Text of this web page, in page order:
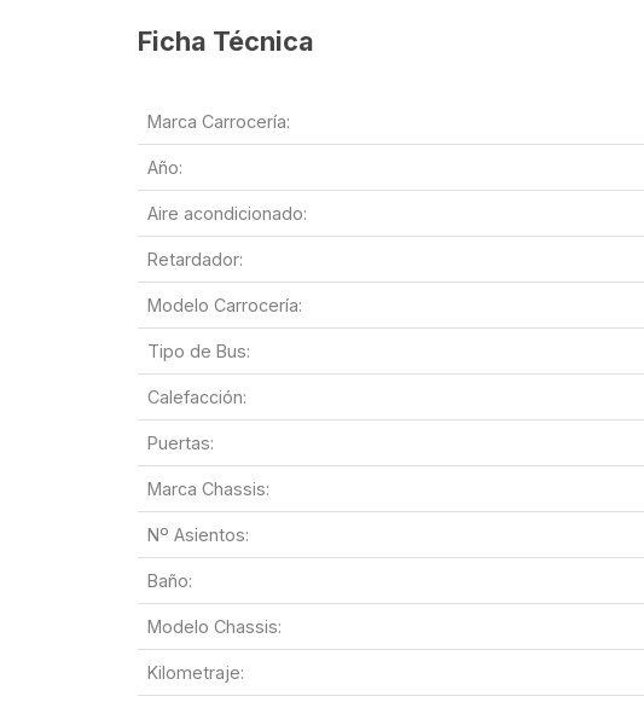
Ficha Técnica
Marca Carrocería:
Año:
Aire acondicionado:
Retardador:
Modelo Carrocería:
Tipo de Bus:
Calefacción:
Puertas:
Marca Chassis:
Nº Asientos:
Baño:
Modelo Chassis:
Kilometraje: